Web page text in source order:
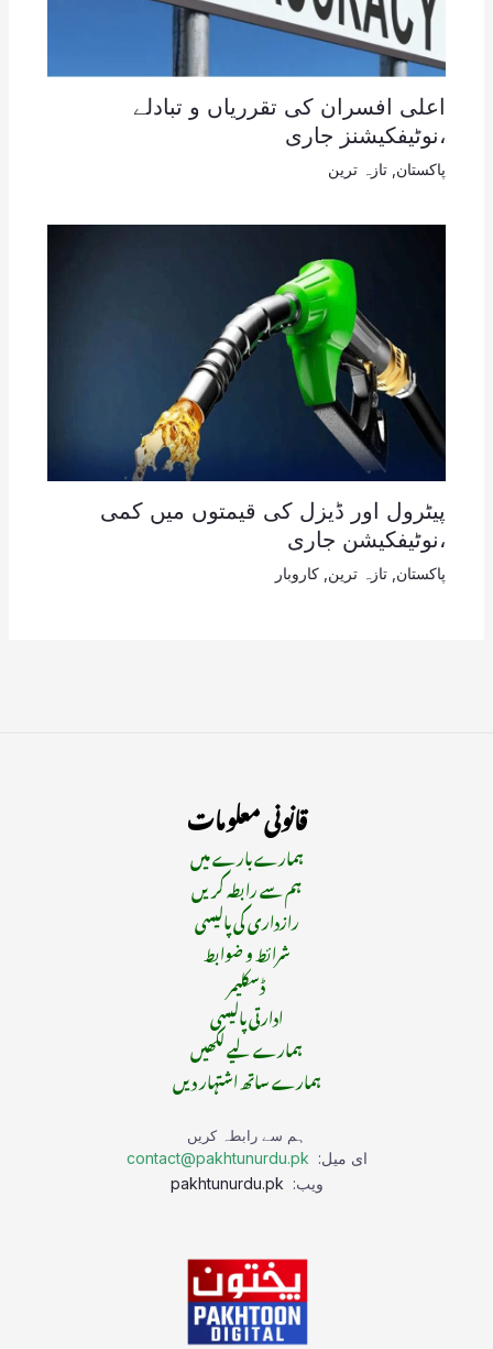
اعلی افسران کی تقرریاں و تبادلے
،نوٹیفکیشنز جاری
پاکستان تازہ ترین
پیٹرول اور ڈیزل کی قیمتوں میں کمی
،نوٹیفکیشن جاری
پاکستان تازہ ترین کاروبار
قانونی معلومات
ہمارے بارے میں
ہم سے رابطہ کریں
رازداری کی پالیسی
شرائط و ضوابط
ڈسکلیمر
ادارتی پالیسی
ہمارے لیے لکھیں
ہمارے ساتھ اشتہار دیں
ہم سے رابطہ کریں
ای میل: contact@pakhtunurdu.pk
ویب: